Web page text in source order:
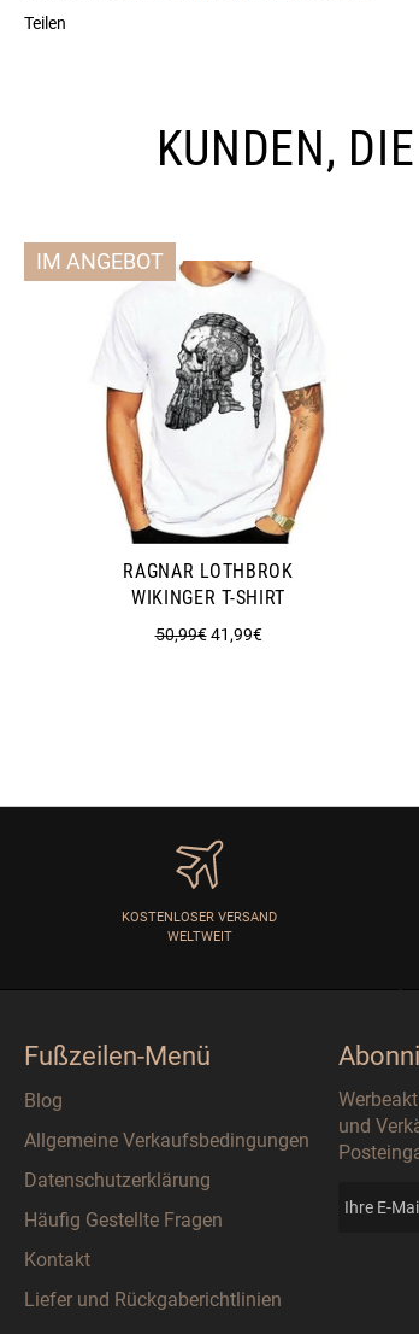
Teilen
KUNDEN,
RAGNAR LOTHBROK
WIKINGER T-SHIRT
Normaler
50,99€Sonderpreis
41,99€
IM ANGEBOT
KOSTENLOSER VERSAND
WELTWEIT
Fußzeilen-Menü
Blog
Allgemeine Verkaufsbedingungen
Datenschutzerklärung
Häufig Gestellte Fragen
Kontakt
Liefer und Rückgaberichtlinien
und